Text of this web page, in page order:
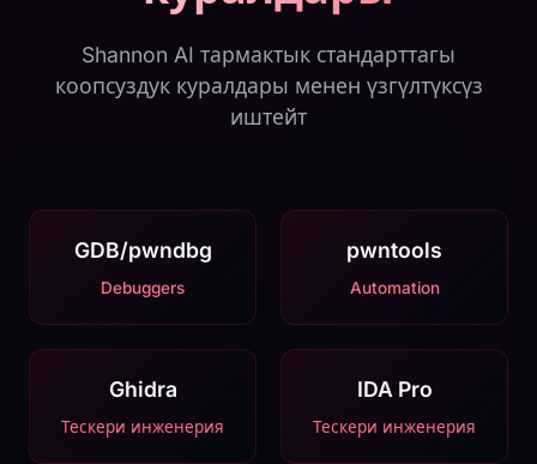
Shannon AI тармактык стандарттагы
коопсуздук куралдары менен үзгүлтүксүз
иштейт
GDB/pwndbg
Debuggers
pwntools
Automation
Ghidra
Тескери инженерия
IDA Pro
Тескери инженерия